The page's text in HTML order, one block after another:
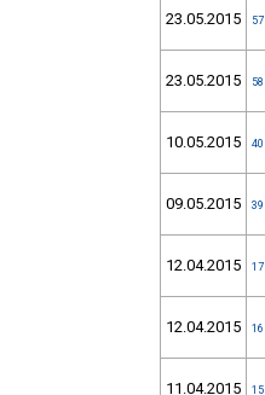
23.05.2015 57
23.05.2015 58
10.05.2015 40
09.05.2015 39
12.04.2015 17
12.04.2015 16
11.04.2015 15